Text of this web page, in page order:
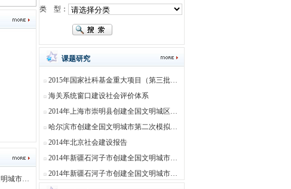
云南省创建文明城市测评 · 昆明创建文明城市测评
类 型：
课题研究
2015年国家社科基金重大项目（第三批）立项（批准号15ZDC007） -开题报告
海关系统窗口建设社会评价体系
2014年上海市崇明县创建全国文明城区测评指导和模拟测评
哈尔滨市创建全国文明城市第二次模拟测评
2014年北京社会建设报告
2014年新疆石河子市创建全国文明城市模拟测评
2014年新疆石河子市创建全国文明城市培训